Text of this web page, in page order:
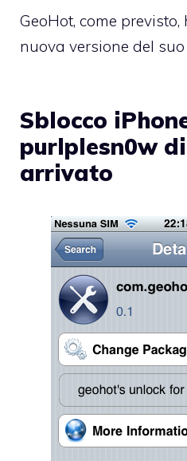
GeoHot, come
nuova versione del
Sblocco
purlplesn0w
arrivato